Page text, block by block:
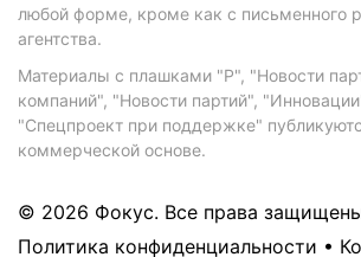
любой форме, кроме как с письменного
агентства.
Материалы с плашками "Р", "Новости
компаний", "Новости партий",
"Спецпроект при поддержке"
коммерческой основе.
© 2026 Фокус. Все права
Политика конфиденциальности •